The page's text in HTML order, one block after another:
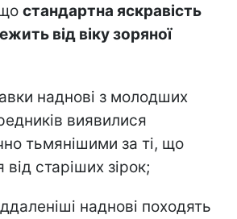
стандартна яскравість
від віку зоряної
наднові з молодших
виявилися
тьмянішими за ті, що
старіших зірок;
наднові походять